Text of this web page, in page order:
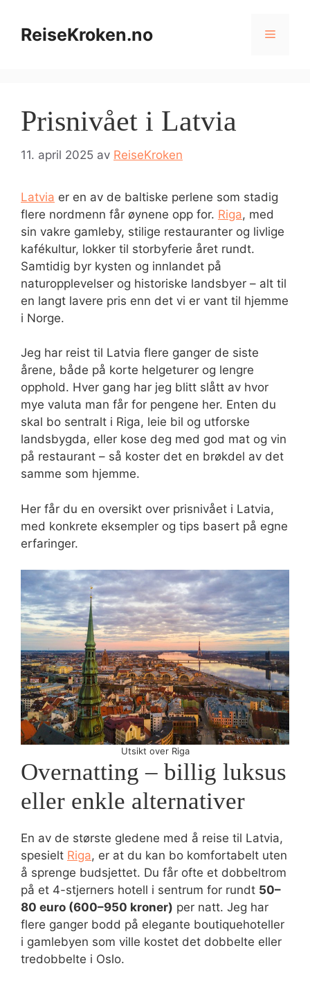
innholdReiseKroken.no Meny
Prisnivået i Latvia
11. april 2025 av ReiseKroken
Latvia er en av de baltiske perlene som stadig
flere nordmenn får øynene opp for. Riga, med
sin vakre gamleby, stilige restauranter og livlige
kafékultur, lokker til storbyferie året rundt.
Samtidig byr kysten og innlandet på
naturopplevelser og historiske landsbyer – alt til
en langt lavere pris enn det vi er vant til hjemme
i Norge.
Jeg har reist til Latvia flere ganger de siste
årene, både på korte helgeturer og lengre
opphold. Hver gang har jeg blitt slått av hvor
mye valuta man får for pengene her. Enten du
skal bo sentralt i Riga, leie bil og utforske
landsbygda, eller kose deg med god mat og vin
på restaurant – så koster det en brøkdel av det
samme som hjemme.
Her får du en oversikt over prisnivået i Latvia,
med konkrete eksempler og tips basert på egne
erfaringer.
Utsikt over Riga
Overnatting – billig luksus
eller enkle alternativer
En av de største gledene med å reise til Latvia,
spesielt Riga, er at du kan bo komfortabelt uten
å sprenge budsjettet. Du får ofte et dobbeltrom
på et 4-stjerners hotell i sentrum for rundt 50–
80 euro (600–950 kroner) per natt. Jeg har
flere ganger bodd på elegante boutiquehoteller
i gamlebyen som ville kostet det dobbelte eller
tredobbelte i Oslo.